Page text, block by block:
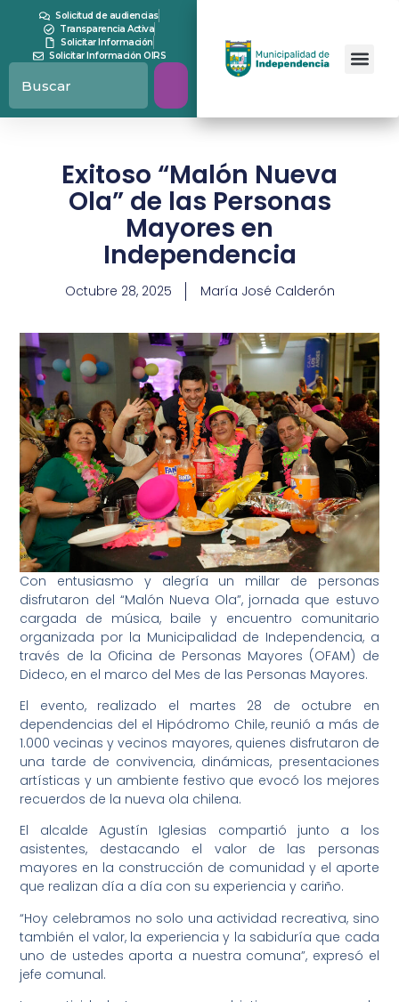
Solicitud de audiencias
Transparencia Activa
Solicitar Información
Solicitar Información OIRS
Exitoso “Malón Nueva
Ola” de las Personas
Mayores en
Independencia
Octubre 28, 2025 María José Calderón
Con entusiasmo y alegría un millar de personas
disfrutaron del “Malón Nueva Ola”, jornada que estuvo
cargada de música, baile y encuentro comunitario
organizada por la Municipalidad de Independencia, a
través de la Oficina de Personas Mayores (OFAM) de
Dideco, en el marco del Mes de las Personas Mayores.
El evento, realizado el martes 28 de octubre en
dependencias del el Hipódromo Chile, reunió a más de
1.000 vecinas y vecinos mayores, quienes disfrutaron de
una tarde de convivencia, dinámicas, presentaciones
artísticas y un ambiente festivo que evocó los mejores
recuerdos de la nueva ola chilena.
El alcalde Agustín Iglesias compartió junto a los
asistentes, destacando el valor de las personas
mayores en la construcción de comunidad y el aporte
que realizan día a día con su experiencia y cariño.
“Hoy celebramos no solo una actividad recreativa, sino
también el valor, la experiencia y la sabiduría que cada
uno de ustedes aporta a nuestra comuna”, expresó el
jefe comunal.